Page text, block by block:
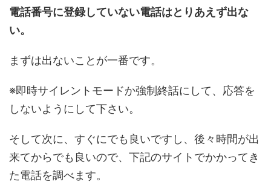
電話番号に登録していない電話はとりあえず出な
い。
まずは出ないことが一番です。
※即時サイレントモードか強制終話にして、応答を
しないようにして下さい。
そして次に、すぐにでも良いですし、後々時間が出
来てからでも良いので、下記のサイトでかかってき
た電話を調べます。